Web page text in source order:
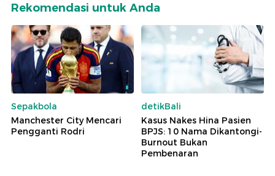
Rekomendasi untuk Anda
Sepakbola
Manchester City Mencari
Pengganti Rodri
detikBali
Kasus Nakes Hina Pasien
BPJS: 10 Nama Dikantongi-
Burnout Bukan
Pembenaran